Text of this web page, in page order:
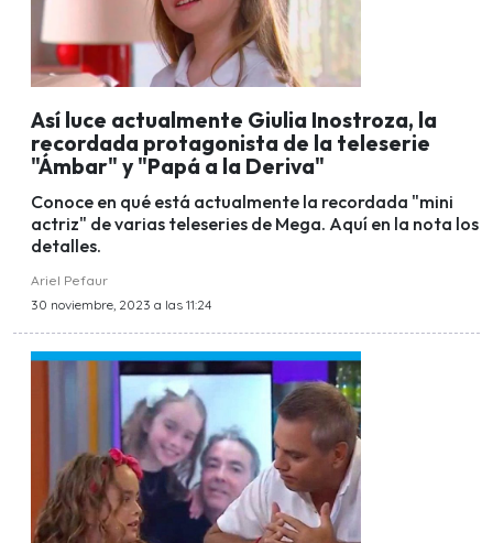
Así luce actualmente Giulia Inostroza, la
recordada protagonista de la teleserie
"Ámbar" y "Papá a la Deriva"
Conoce en qué está actualmente la recordada "mini
actriz" de varias teleseries de Mega. Aquí en la nota los
detalles.
Ariel Pefaur
30 noviembre, 2023 a las 11:24